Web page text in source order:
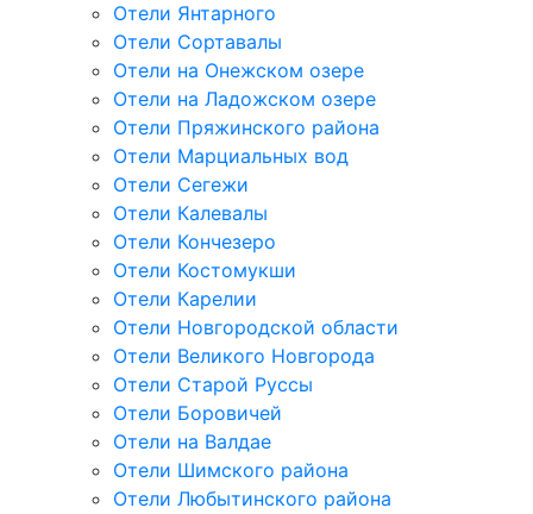
Отели Янтарного
Отели Сортавалы
Отели на Онежском озере
Отели на Ладожском озере
Отели Пряжинского района
Отели Марциальных вод
Отели Сегежи
Отели Калевалы
Отели Кончезеро
Отели Костомукши
Отели Карелии
Отели Новгородской области
Отели Великого Новгорода
Отели Старой Руссы
Отели Боровичей
Отели на Валдае
Отели Шимского района
Отели Любытинского района